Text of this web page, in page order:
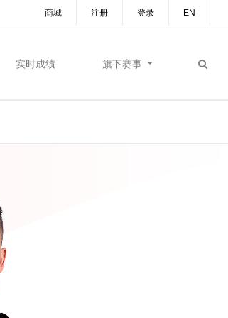
EN
登录
注册
商城
实时成绩 旗下赛事